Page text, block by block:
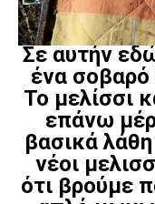
Σε αυτήν
ένα
Το μελίσσι
επάνω
βασικά
νέοι
ότι βρούμε